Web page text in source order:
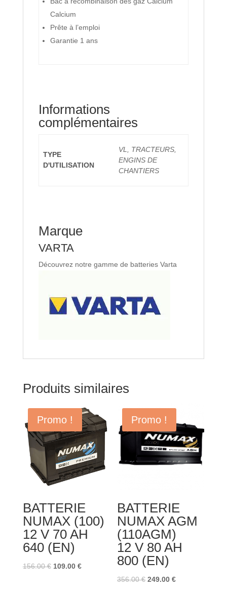
Calcium
Prête à l’emploi
Garantie 1 ans
Informations
complémentaires
TYPE
D'UTILISATION
VL, TRACTEURS,
ENGINS DE
CHANTIERS
Marque
VARTA
Découvrez notre gamme de batteries Varta
Produits similaires
Promo !
BATTERIE
NUMAX (100)
12 V 70 AH
640 (EN)
156.00€ Le
109.00 €Le
Promo !
BATTERIE
NUMAX AGM
(110AGM)
12 V 80 AH
800 (EN)
356.00€ Le
249.00€Le